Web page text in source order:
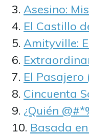
Asesino:
El Castillo
Amityville:
El Pasajero
Cincuenta
¿Quién
Basada